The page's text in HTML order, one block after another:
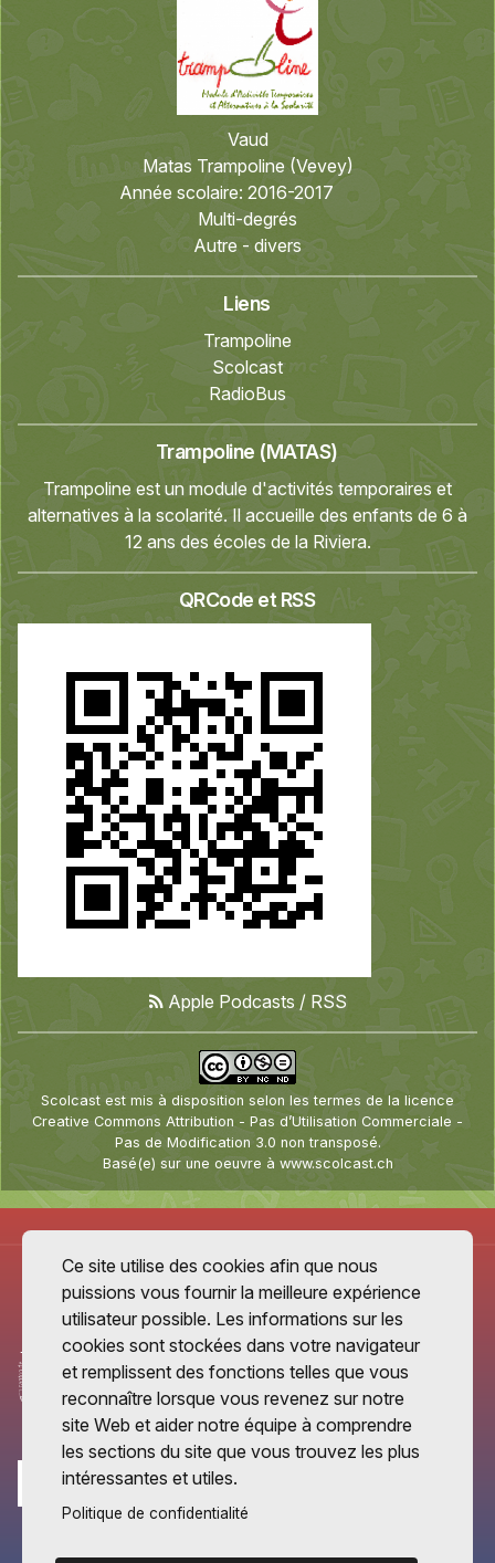
Vaud
Matas Trampoline (Vevey)
Année scolaire: 2016-2017
Multi-degrés
Autre - divers
Liens
Trampoline
Scolcast
RadioBus
Trampoline (MATAS)
Trampoline est un module d'activités temporaires et
alternatives à la scolarité. Il accueille des enfants de 6 à
12 ans des écoles de la Riviera.
QRCode et RSS
Apple Podcasts / RSS
Scolcast est mis à disposition selon les termes de la licence
Creative Commons Attribution - Pas d’Utilisation Commerciale -
Pas de Modification 3.0 non transposé.
Basé(e) sur une oeuvre à www.scolcast.ch
Ce site utilise des cookies afin que nous
puissions vous fournir la meilleure expérience
utilisateur possible. Les informations sur les
cookies sont stockées dans votre navigateur
et remplissent des fonctions telles que vous
reconnaître lorsque vous revenez sur notre
site Web et aider notre équipe à comprendre
les sections du site que vous trouvez les plus
intéressantes et utiles.
Politique de confidentialité